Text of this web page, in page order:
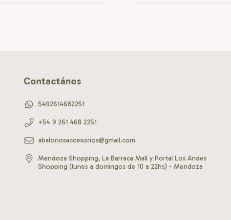
Contactános
5492614682251
+54 9 261 468 2251
abaloriosaccesorios@gmail.com
Mendoza Shopping, La Barraca Mall y Portal Los Andes
Shopping (lunes a domingos de 10 a 22hs) - Mendoza